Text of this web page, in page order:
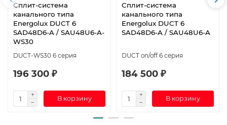
Сплит-система
канального типа
Energolux DUCT 6
SAD48D6-A / SAU48U6-A-
WS30
DUCT-WS30 6 серия
196 300 ₽
В корзину
Сплит-система
канального типа
Energolux DUCT 6
SAD48D6-A / SAU48U6-A
DUCT on/off 6 серия
184 500 ₽
В корзину